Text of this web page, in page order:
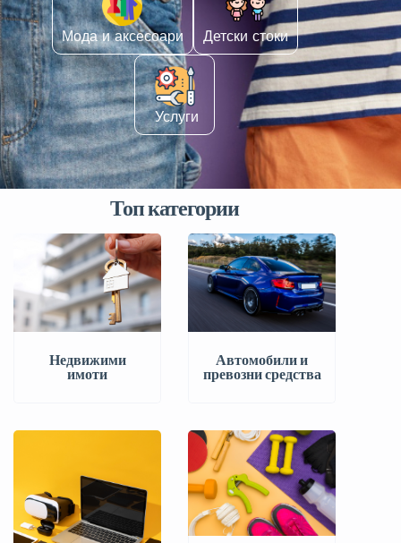
Мода и аксесоари Детски стоки
️ Услуги
Топ категории
Недвижими
имоти
Автомобили и
превозни средства